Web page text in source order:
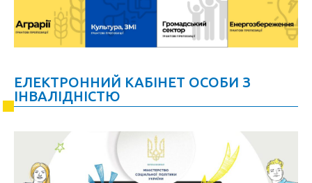
ЕЛЕКТРОННИЙ КАБІНЕТ ОСОБИ З
ІНВАЛІДНІСТЮ